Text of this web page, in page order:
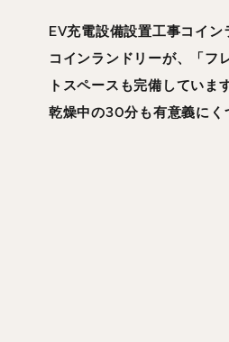
EV充電設備設置工事コイ
コインランドリーが、「フ
トスペースも完備していま
乾燥中の30分も有意義にく